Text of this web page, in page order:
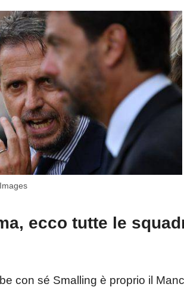
ecco tutte le
con sé Smalling è proprio il